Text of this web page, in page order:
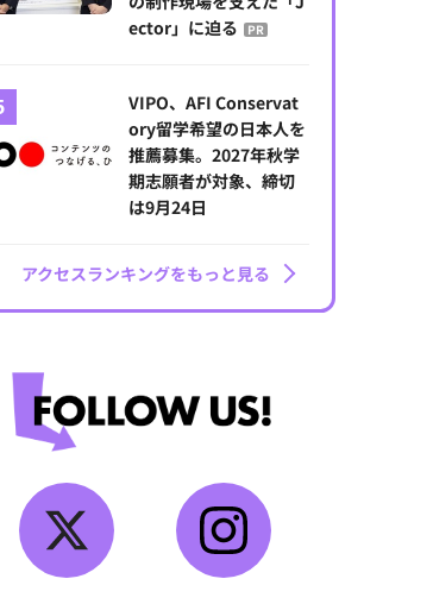
ector」に迫る
PR
VIPO、AFI Conservat
ory留学希望の日本人を
推薦募集。2027年秋学
期志願者が対象、締切
は9月24日
アクセスランキングをもっと見る